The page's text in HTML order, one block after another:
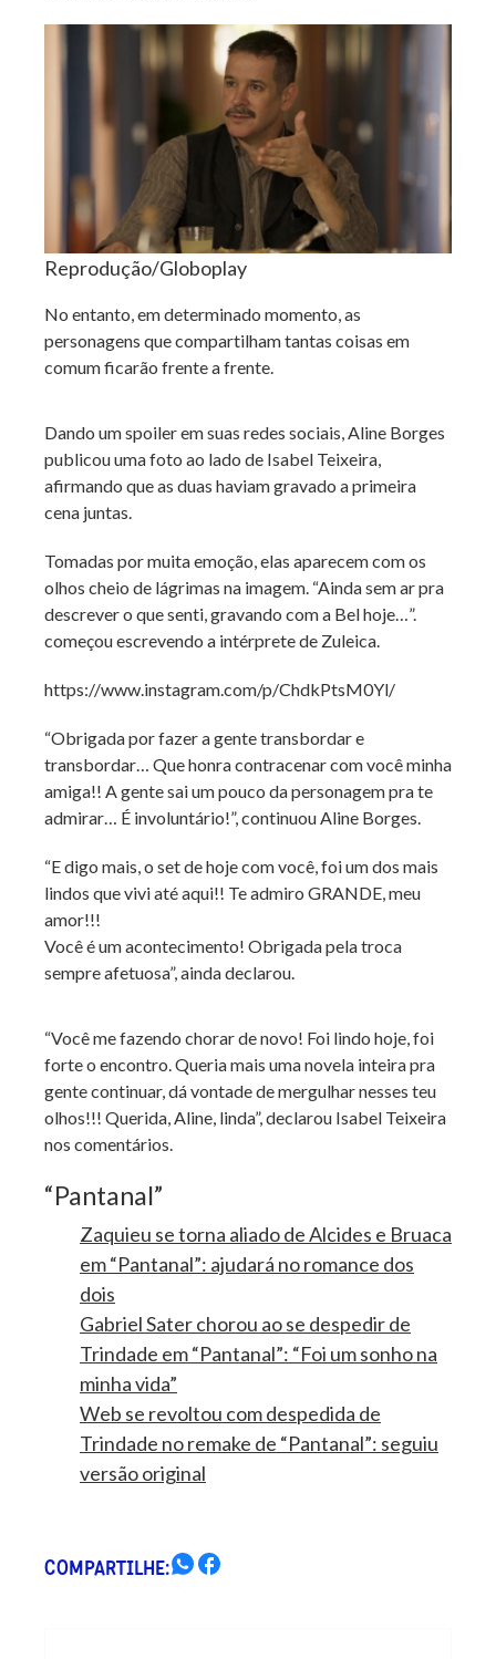
Reprodução/Globoplay
No entanto, em determinado momento, as
personagens que compartilham tantas coisas em
comum ficarão frente a frente.
Dando um spoiler em suas redes sociais, Aline Borges
publicou uma foto ao lado de Isabel Teixeira,
afirmando que as duas haviam gravado a primeira
cena juntas.
Tomadas por muita emoção, elas aparecem com os
olhos cheio de lágrimas na imagem. “Ainda sem ar pra
descrever o que senti, gravando com a Bel hoje…”.
começou escrevendo a intérprete de Zuleica.
https://www.instagram.com/p/ChdkPtsM0Yl/
“Obrigada por fazer a gente transbordar e
transbordar… Que honra contracenar com você minha
amiga!! A gente sai um pouco da personagem pra te
admirar… É involuntário!”, continuou Aline Borges.
“E digo mais, o set de hoje com você, foi um dos mais
lindos que vivi até aqui!! Te admiro GRANDE, meu
amor!!!
Você é um acontecimento! Obrigada pela troca
sempre afetuosa”, ainda declarou.
“Você me fazendo chorar de novo! Foi lindo hoje, foi
forte o encontro. Queria mais uma novela inteira pra
gente continuar, dá vontade de mergulhar nesses teu
olhos!!! Querida, Aline, linda”, declarou Isabel Teixeira
nos comentários.
“Pantanal”
Zaquieu se torna aliado de Alcides e Bruaca
em “Pantanal”: ajudará no romance dos
dois
Gabriel Sater chorou ao se despedir de
Trindade em “Pantanal”: “Foi um sonho na
minha vida”
Web se revoltou com despedida de
Trindade no remake de “Pantanal”: seguiu
versão original
COMPARTILHE: